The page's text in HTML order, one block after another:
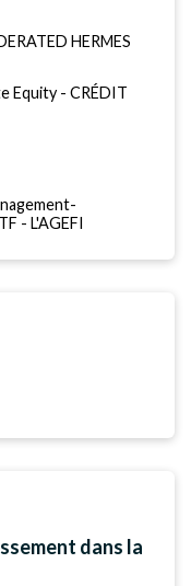
HERMES
Equity - CRÉDIT
- L'AGEFI
dans la